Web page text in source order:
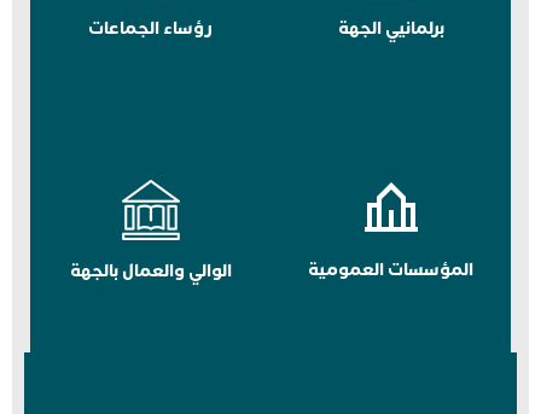
برلمانيي الجهة رؤساء الجماعات
المؤسسات العمومية الوالي والعمال بالجهة